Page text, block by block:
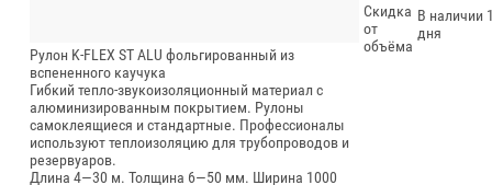
Рулон K-FLEX ST ALU фольгированный из
вспененного каучука
Гибкий тепло-звукоизоляционный материал с
алюминизированным покрытием. Рулоны
самоклеящиеся и стандартные. Профессионалы
используют теплоизоляцию для трубопроводов и
резервуаров.
Длина 4—30 м. Толщина 6—50 мм. Ширина 1000
Скидка
от
объёма
В наличии
дня